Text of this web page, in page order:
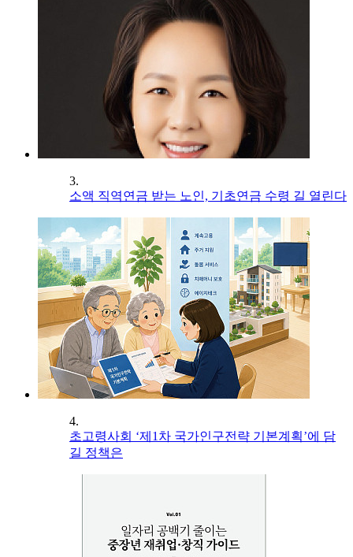
3.
소액 직역연금 받는 노인, 기초연금 수령 길 열린다
4.
초고령사회 ‘제1차 국가인구전략 기본계획’에 담
길 정책은